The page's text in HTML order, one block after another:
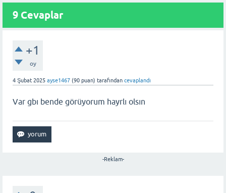
9 Cevaplar
+1
oy
4 Şubat 2025 ayse1467 (90 puan) tarafından cevaplandı
Var gbı bende görüyorum hayrlı olsın
-Reklam-